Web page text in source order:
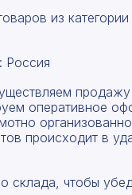
из
Россия
оперативное
происходит в
склада, чтобы